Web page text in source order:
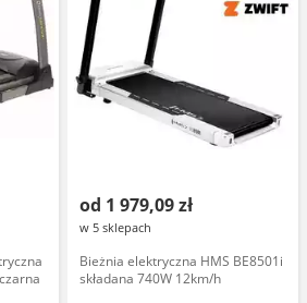
od 1 979,09 zł
w 5 sklepach
Bieżnia elektryczna HMS BE8501i
składana 740W 12km/h